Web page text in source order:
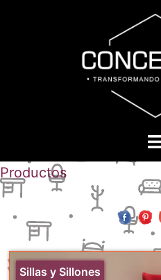
Productos
Sillas y Sillones